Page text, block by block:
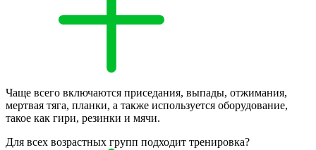
Чаще всего включаются приседания, выпады, отжимания,
мертвая тяга, планки, а также используется оборудование,
такое как гири, резинки и мячи.
Для всех возрастных групп подходит тренировка?